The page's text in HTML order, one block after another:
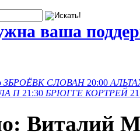
ваша
ЗБРОЁВК СЛОВАН 20:00
П 21:30 БРЮГГЕ КОРТРЕЙ
Виталий